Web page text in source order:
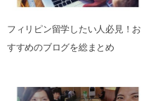
フィリピン留学したい人必見！お
すすめのブログを総まとめ